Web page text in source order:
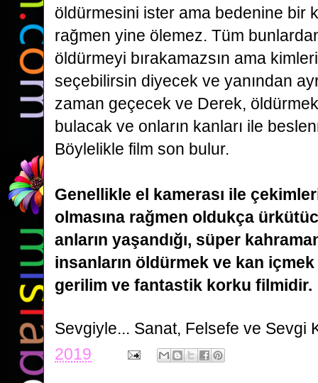
öldürmesini ister ama bedenine bir
rağmen yine ölemez. Tüm
öldürmeyi bırakamazsın ama
seçebilirsin diyecek ve yanından
zaman geçecek ve Derek,
bulacak ve onların kanları ile
Böylelikle film son bulur.
Genellikle el kamerası ile
olmasına rağmen oldukça
anların yaşandığı, süper
insanların öldürmek ve kan içmek
gerilim ve fantastik korku filmidir.
Sevgiyle... Sanat, Felsefe ve Sevgi
2019